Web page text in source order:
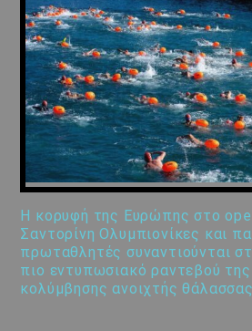
Η κορυφή της Ευρώπης στο
Σαντορίνη Ολυμπιονίκες και
πρωταθλητές συναντιούνται
πιο εντυπωσιακό ραντεβού της
κολύμβησης ανοιχτής θάλασσας